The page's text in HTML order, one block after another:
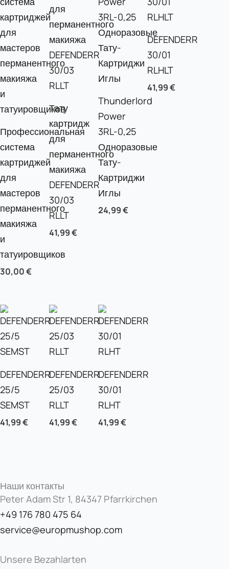
Профессиональная
система
картриджей
для
мастеров
перманентного
макияжа
и
татуировщиков
30,00€
Тату
картридж
для
перманентного
макияжа
DEFENDERR
30/03
RLLT
41,99€
Thunderlord
Power
3RL-0,25
Одноразовые
Тату-
Картриджи
Иглы
24,99€
DEFENDERR
30/01
RLHLT
41,99€
DEFENDERR
25/5
SEMST
41,99€
DEFENDERR
25/03
RLLT
41,99€
DEFENDERR
30/01
RLHT
41,99€
Наши контакты
Peter Adam Str 1, 84347 Pfarrkirchen
+49 176 780 475 64
service@europmushop.com
Unsere Bezahlarten